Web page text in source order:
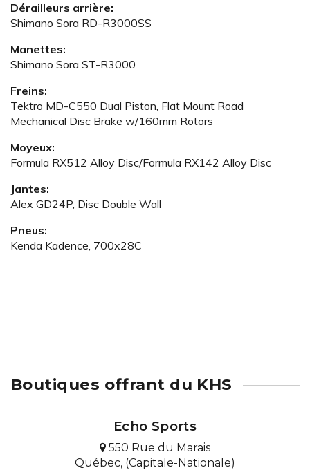
Dérailleurs arrière:
Shimano Sora RD-R3000SS
Manettes:
Shimano Sora ST-R3000
Freins:
Tektro MD-C550 Dual Piston, Flat Mount Road
Mechanical Disc Brake w/160mm Rotors
Moyeux:
Formula RX512 Alloy Disc/Formula RX142 Alloy Disc
Jantes:
Alex GD24P, Disc Double Wall
Pneus:
Kenda Kadence, 700x28C
Boutiques offrant du KHS
Echo Sports
550 Rue du Marais
Québec, (Capitale-Nationale)